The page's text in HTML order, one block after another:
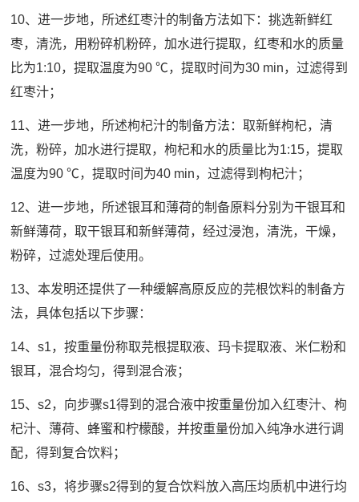
10、进一步地，所述红枣汁的制备方法如下：挑选新鲜红
枣，清洗，用粉碎机粉碎，加水进行提取，红枣和水的质量
比为1:10，提取温度为90 ℃，提取时间为30 min，过滤得到
红枣汁；
11、进一步地，所述枸杞汁的制备方法：取新鲜枸杞，清
洗，粉碎，加水进行提取，枸杞和水的质量比为1:15，提取
温度为90 ℃，提取时间为40 min，过滤得到枸杞汁；
12、进一步地，所述银耳和薄荷的制备原料分别为干银耳和
新鲜薄荷，取干银耳和新鲜薄荷，经过浸泡，清洗，干燥，
粉碎，过滤处理后使用。
13、本发明还提供了一种缓解高原反应的芫根饮料的制备方
法，具体包括以下步骤：
14、s1，按重量份称取芫根提取液、玛卡提取液、米仁粉和
银耳，混合均匀，得到混合液；
15、s2，向步骤s1得到的混合液中按重量份加入红枣汁、枸
杞汁、薄荷、蜂蜜和柠檬酸，并按重量份加入纯净水进行调
配，得到复合饮料；
16、s3，将步骤s2得到的复合饮料放入高压均质机中进行均